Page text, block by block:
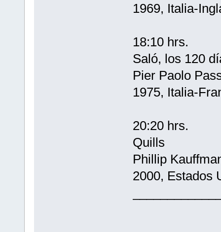
1969, Italia-
18:10 hrs.
Saló, los 120
Pier Paolo
1975, Italia-
20:20 hrs.
Quills
Phillip
2000, Estados